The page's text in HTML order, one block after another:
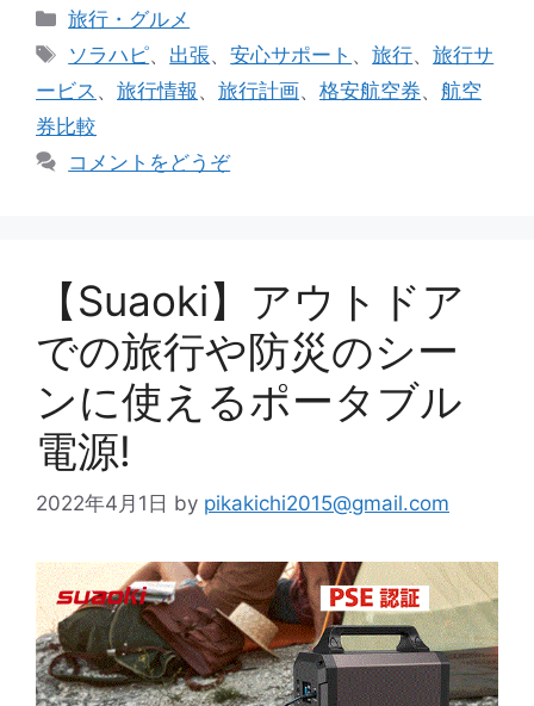
カ
テ
リ
ー
旅行・グルメ
タ
グ
ソラハピ、 出張、安心サポート 、旅行、旅行サ
ービス 、 旅行情報 、 旅行計画、 格安航空券、 航空
券比較
コメントをどうぞ
【Suaoki】アウトドア
での旅行や防災のシー
ンに使えるポータブル
電源!
2022年4月1日 by pikakichi2015@gmail.com